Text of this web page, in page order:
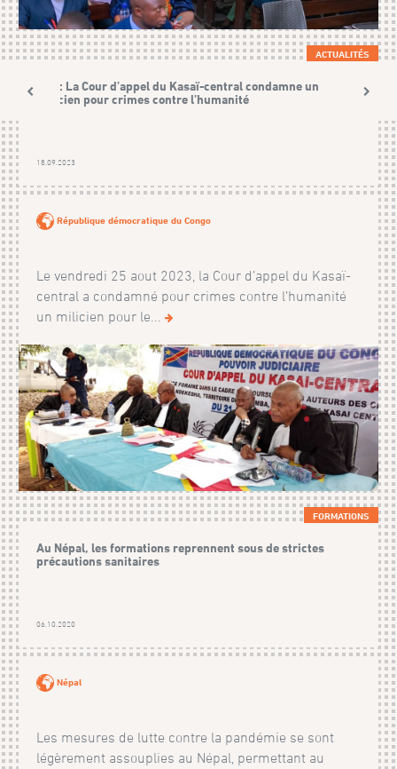
ACTUALITÉS
RDC: La Cour d’appel du Kasaï-central condamne un
milicien pour crimes contre l’humanité
18.09.2023
République démocratique du Congo
Le vendredi 25 aout 2023, la Cour d’appel du Kasaï-
central a condamné pour crimes contre l’humanité
un milicien pour le...
FORMATIONS
Au Népal, les formations reprennent sous de strictes
précautions sanitaires
06.10.2020
Népal
Les mesures de lutte contre la pandémie se sont
légèrement assouplies au Népal, permettant au